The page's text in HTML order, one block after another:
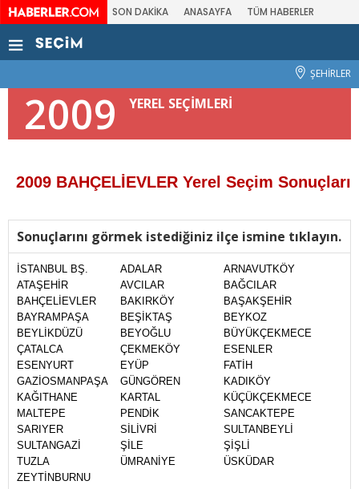
SON DAKİKA ANASAYFA TÜM HABERLER
ŞEHİRLER
2009 YEREL SEÇİMLERİ
2009 BAHÇELİEVLER Yerel Seçim Sonuçları
Sonuçlarını görmek istediğiniz ilçe ismine tıklayın.
İSTANBUL BŞ. ADALAR
ARNAVUTKÖY
ATAŞEHİR
AVCILAR
BAĞCILAR
BAHÇELİEVLER
BAKIRKÖY
BAŞAKŞEHİR
BAYRAMPAŞA
BEŞİKTAŞ
BEYKOZ
BEYLİKDÜZÜ
BEYOĞLU
BÜYÜKÇEKMECE
ÇATALCA
ÇEKMEKÖY
ESENLER
ESENYURT
EYÜP
FATİH
GAZİOSMANPAŞA
GÜNGÖREN
KADIKÖY
KAĞITHANE
KARTAL
KÜÇÜKÇEKMECE
MALTEPE
PENDİK
SANCAKTEPE
SARIYER
SİLİVRİ
SULTANBEYLİ
SULTANGAZİ
ŞİLE
ŞİŞLİ
TUZLA
ÜMRANİYE
ÜSKÜDAR
ZEYTİNBURNU